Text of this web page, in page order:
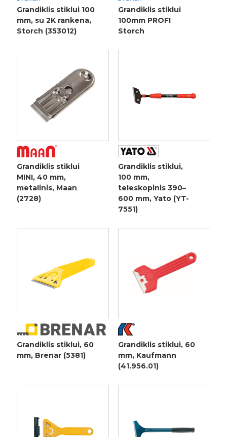
Grandiklis stiklui 100
mm, su 2K rankena,
Storch (353012)
Grandiklis stiklui
100mm PROFI
Storch
Grandiklis stiklui
MINI, 40 mm,
metalinis, Maan
(2728)
Grandiklis stiklui,
100 mm,
teleskopinis 390–
600 mm, Yato (YT-
7551)
Grandiklis stiklui, 60
mm, Brenar (5381)
Grandiklis stiklui, 60
mm, Kaufmann
(41.956.01)